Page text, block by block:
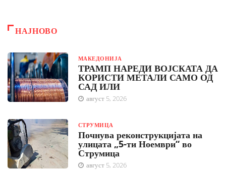
НАЈНОВО
МАКЕДОНИЈА
ТРАМП НАРЕДИ ВОЈСКАТА ДА
КОРИСТИ МЕТАЛИ САМО ОД
САД ИЛИ
август 5, 2026
СТРУМИЦА
Почнува реконструкцијата на
улицата „5-ти Ноември“ во
Струмица
август 5, 2026